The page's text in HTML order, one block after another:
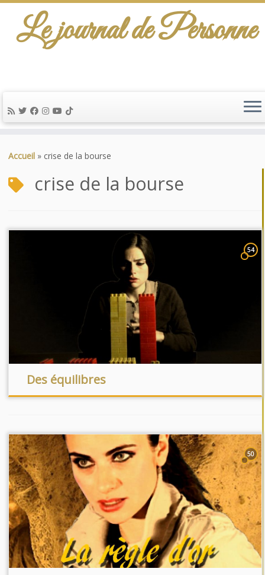
au
Le journal de Personne
Accueil » crise de la bourse
crise de la bourse
54
Des équilibres
50